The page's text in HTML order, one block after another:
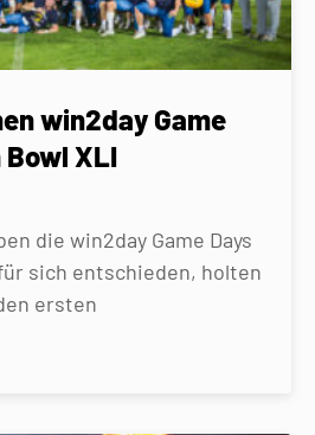
win2day Game
XLI
die win2day Game Days
sich entschieden, holten
ersten